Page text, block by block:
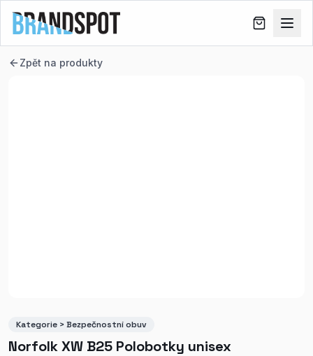
Zpět na produkty
Kategorie > Bezpečnostní obuv
Norfolk XW B25 Polobotky unisex